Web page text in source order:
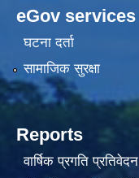
eGov services
घटना दर्ता
सामाजिक सुरक्षा
Reports
वार्षिक प्रगति प्रतिवेदन